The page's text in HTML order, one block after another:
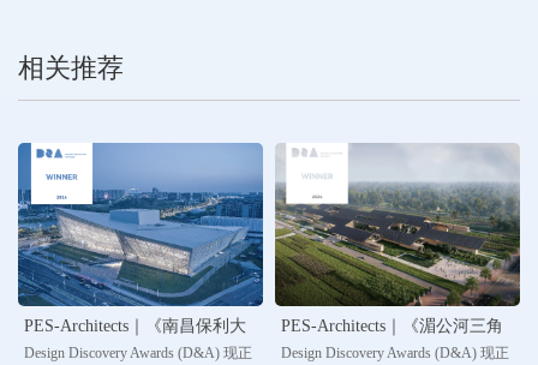
相关推荐
PES-Architects｜《南昌保利大
剧院》荣获2024 Design
Design Discovery Awards (D&A) 现正
PES-Architects｜《湄公河三角
洲农业博物馆》荣获2024
Design Discovery Awards (D&A) 现正